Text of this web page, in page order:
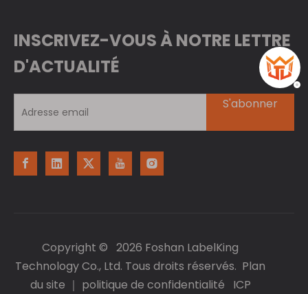
INSCRIVEZ-VOUS À NOTRE LETTRE
D'ACTUALITÉ
S'abonner
Copyright © 2026 Foshan LabelKing
Technology Co., Ltd. Tous droits réservés. Plan
du site ｜ politique de confidentialité ICP